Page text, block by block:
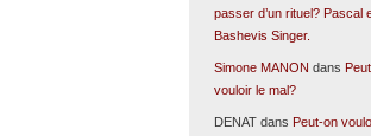
passer d’un rituel? Pascal
Bashevis Singer.
Simone MANON dans
vouloir le mal?
DENATdans Peut-on